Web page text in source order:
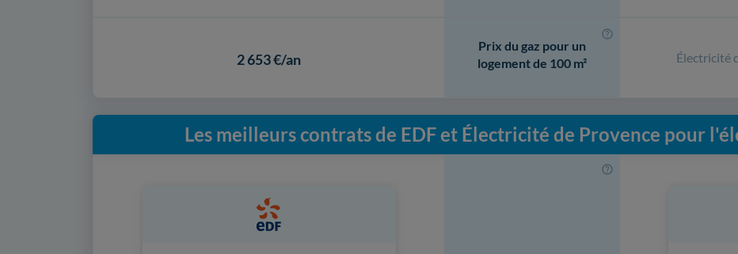
2 653 €/an
Prix du gaz pour un
logement de 100 m²
Électricité
Les meilleurs contrats de EDF et Électricité de Provence pour